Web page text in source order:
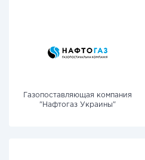
Газопоставляющая компания
"Нафтогаз Украины"